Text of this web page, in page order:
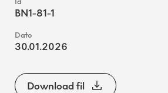
BN1-81-1
30.01.2026
Download fil